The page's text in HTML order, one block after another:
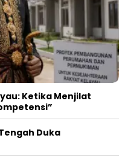
Ketika Menjilat
Duka